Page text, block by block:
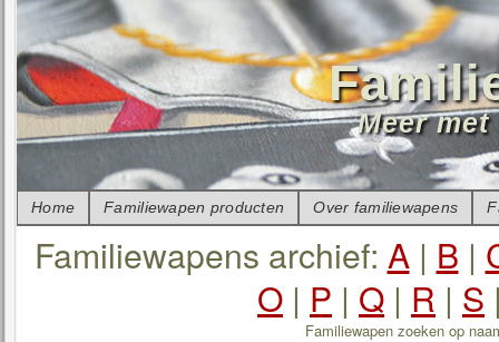
Familiewapens archief: A| B |
O | P | Q | R | S
Familiewapen zoeken op
Home Familiewapen producten Over familiewapens
Meer